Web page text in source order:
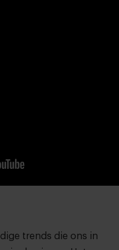
trends die ons in